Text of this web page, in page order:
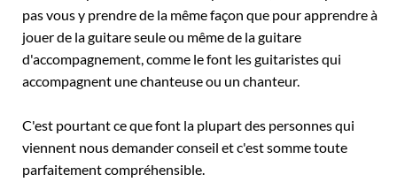
pas vous y prendre de la même façon que pour apprendre à
jouer de la guitare seule ou même de la guitare
d'accompagnement, comme le font les guitaristes qui
accompagnent une chanteuse ou un chanteur.
C'est pourtant ce que font la plupart des personnes qui
viennent nous demander conseil et c'est somme toute
parfaitement compréhensible.